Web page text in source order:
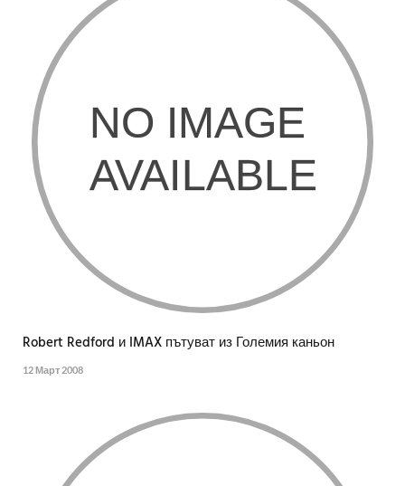
Robert Redford и IMAX пътуват из Големия каньон
12 Март 2008